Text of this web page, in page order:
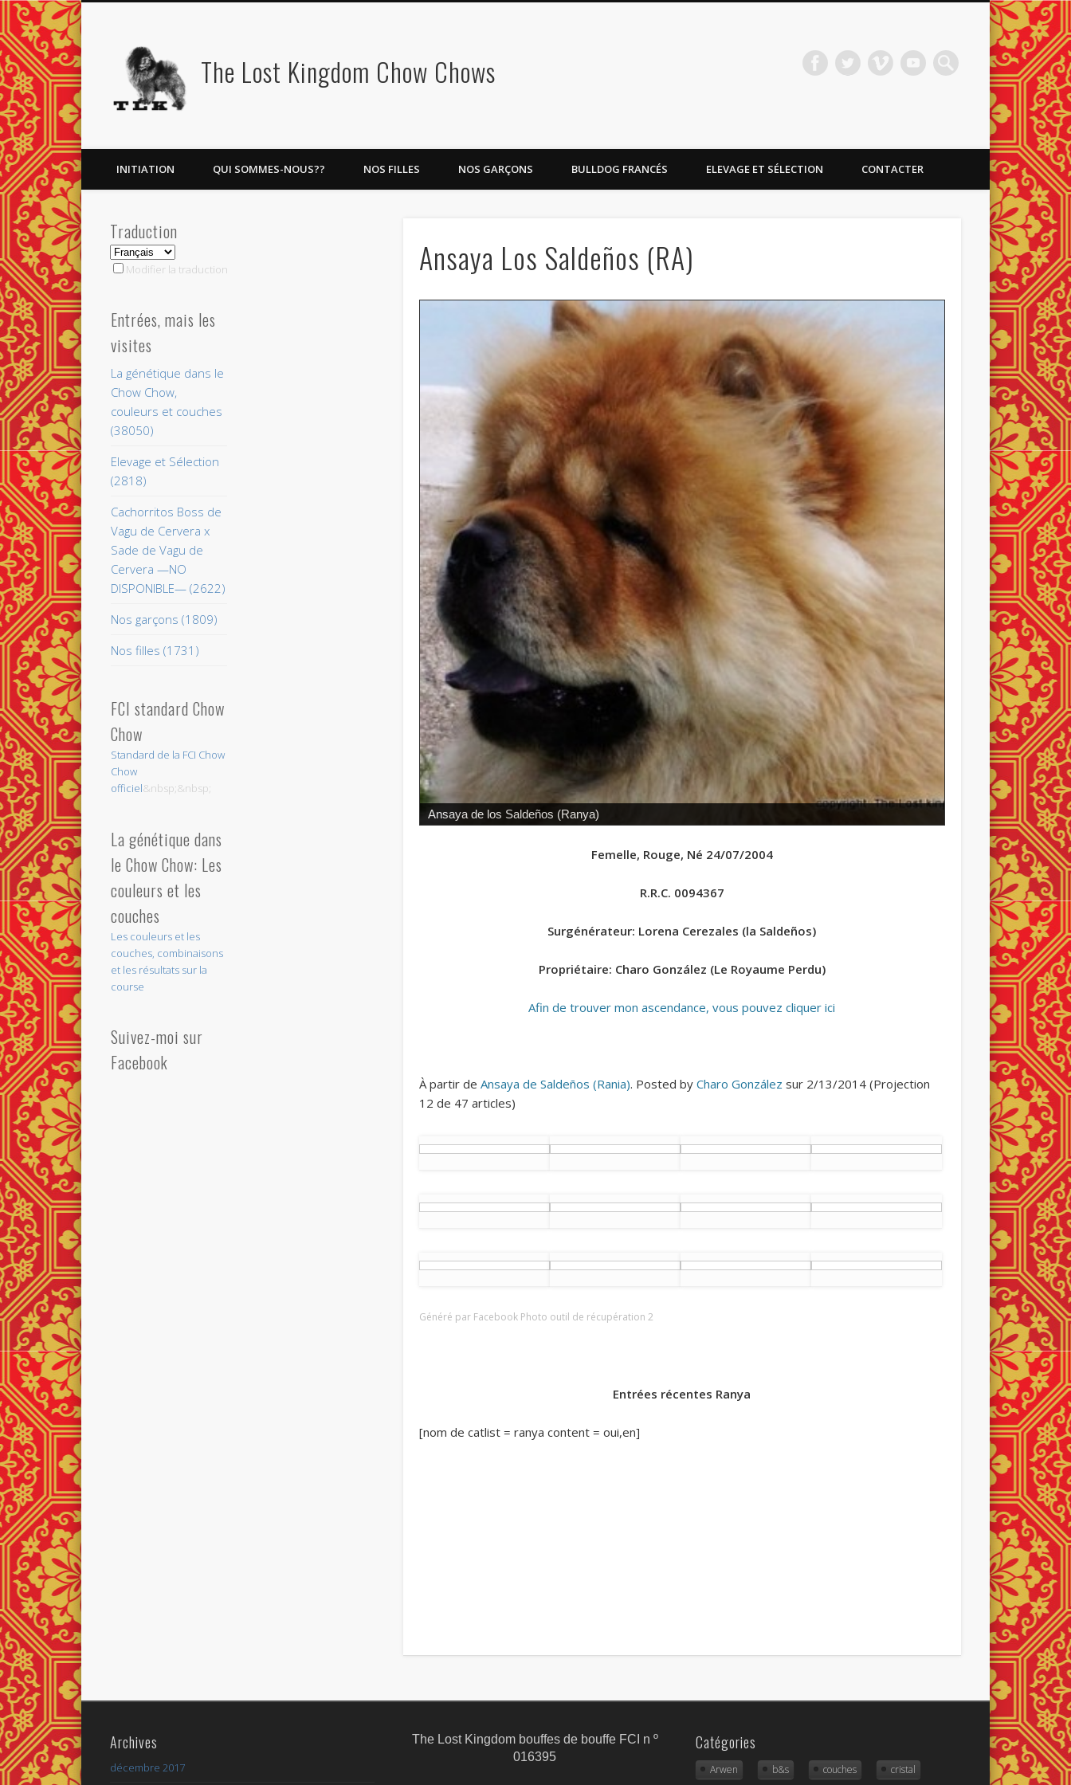
The Lost Kingdom Chow Chows
FacebookGazouillement
Vimeo Vimeo
INITIATION QUI SOMMES-NOUS?? NOS FILLES NOS GARÇONS BULLDOG FRANCÉS ELEVAGE ET SÉLECTION CONTACTER
Ansaya Los Saldeños (RA)
Ansaya de los Saldeños (Ranya)
Femelle, Rouge, Né 24/07/2004
R.R.C. 0094367
Surgénérateur: Lorena Cerezales (la Saldeños)
Propriétaire: Charo González (Le Royaume Perdu)
Afin de trouver mon ascendance, vous pouvez cliquer ici
À partir de Ansaya de Saldeños (Rania). Posted by Charo González sur 2/13/2014 (Projection
12 de 47 articles)
Généré par Facebook Photo outil de récupération 2
Entrées récentes Ranya
[nom de catlist = ranya content = oui,en]
Traduction
Modifier la traduction
Entrées, mais les
visites
La génétique dans le
Chow Chow,
couleurs et couches
(38050)
Elevage et Sélection
(2818)
Cachorritos Boss de
Vagu de Cervera x
Sade de Vagu de
Cervera —NO
DISPONIBLE— (2622)
Nos garçons (1809)
Nos filles (1731)
FCI standard Chow
Chow
Standard de la FCI Chow
Chow
officiel&nbsp;&nbsp;
La génétique dans
le Chow Chow: Les
couleurs et les
couches
Les couleurs et les
couches, combinaisons
et les résultats sur la
course
Suivez-moi sur
Facebook
Archives
décembre 2017
The Lost Kingdom bouffes de bouffe FCI n º
016395
Catégories
Arwen b&s couches cristal